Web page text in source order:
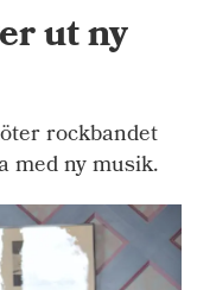
ut ny
rockbandet
med ny musik.